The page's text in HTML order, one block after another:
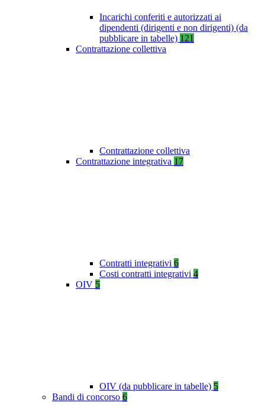
Incarichi conferiti e autorizzati ai
dipendenti (dirigenti e non dirigenti) (da
pubblicare in tabelle) 121
Contrattazione collettiva
Contrattazione collettiva
Contrattazione integrativa 17
Contratti integrativi 6
Costi contratti integrativi 4
OIV 5
OIV (da pubblicare in tabelle) 5
Bandi di concorso 6